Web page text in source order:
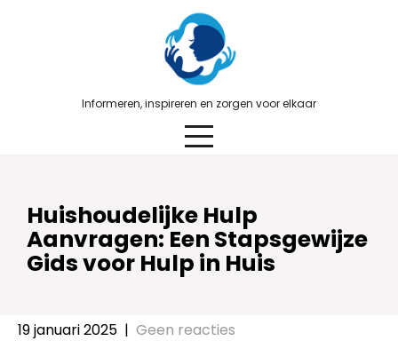
Informeren, inspireren en zorgen voor elkaar
Huishoudelijke Hulp
Aanvragen: Een Stapsgewijze
Gids voor Hulp in Huis
19 januari 2025 | Geen reacties